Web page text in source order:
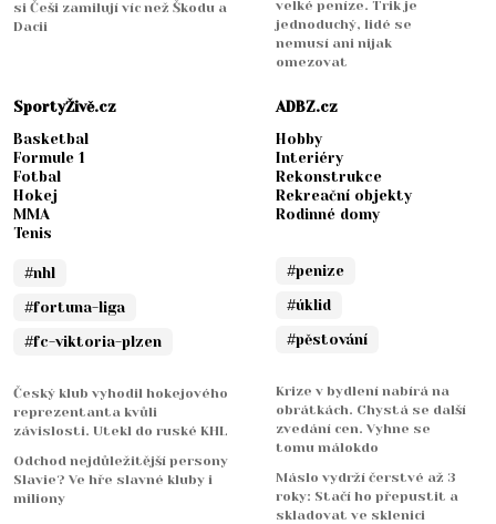
si Češi zamilují víc než Škodu a
Dacii
velké peníze. Trik je
jednoduchý, lidé se
nemusí ani nijak
omezovat
SportyŽivě.cz
Basketbal
Formule 1
Fotbal
Hokej
MMA
Tenis
#nhl
#fortuna-liga
#fc-viktoria-plzen
Český klub vyhodil hokejového
reprezentanta kvůli
závislosti. Utekl do ruské KHL
Odchod nejdůležitější persony
Slavie? Ve hře slavné kluby i
miliony
ADBZ.cz
Hobby
Interiéry
Rekonstrukce
Rekreační objekty
Rodinné domy
#penize
#úklid
#pěstování
Krize v bydlení nabírá na
obrátkách. Chystá se další
zvedání cen. Vyhne se
tomu málokdo
Máslo vydrží čerstvé až 3
roky: Stačí ho přepustit a
skladovat ve sklenici